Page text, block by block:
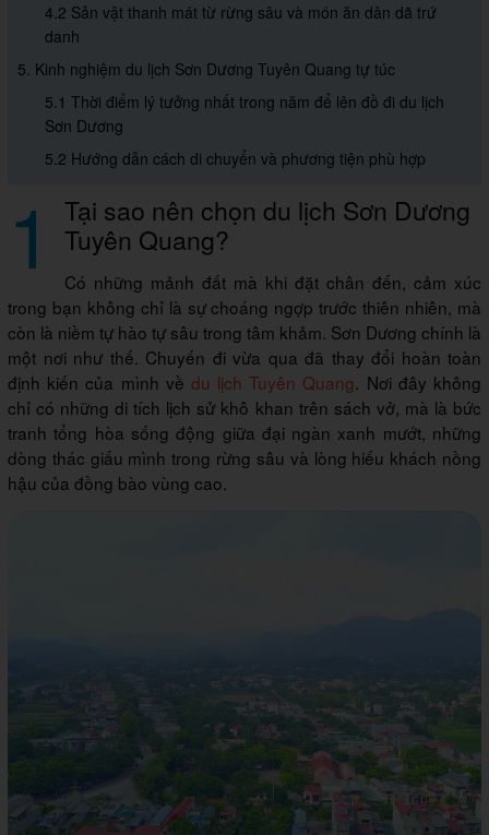
4.2 Sản vật thanh mát từ rừng sâu và món ăn dân dã trứ
danh
5. Kinh nghiệm du lịch Sơn Dương Tuyên Quang tự túc
5.1 Thời điểm lý tưởng nhất trong năm để lên đồ đi du lịch
Sơn Dương
5.2 Hướng dẫn cách di chuyển và phương tiện phù hợp
1 Tại sao nên chọn du lịch Sơn Dương
Tuyên Quang?
Có những mảnh đất mà khi đặt chân đến, cảm xúc
trong bạn không chỉ là sự choáng ngợp trước thiên nhiên, mà
còn là niềm tự hào tự sâu trong tâm khảm. Sơn Dương chính là
một nơi như thế. Chuyến đi vừa qua đã thay đổi hoàn toàn
định kiến của mình về du lịch Tuyên Quang. Nơi đây không
chỉ có những di tích lịch sử khô khan trên sách vở, mà là bức
tranh tổng hòa sống động giữa đại ngàn xanh mướt, những
dòng thác giấu mình trong rừng sâu và lòng hiếu khách nồng
hậu của đồng bào vùng cao.